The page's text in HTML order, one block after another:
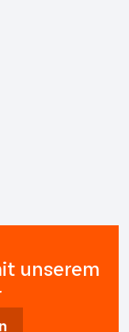
unserem